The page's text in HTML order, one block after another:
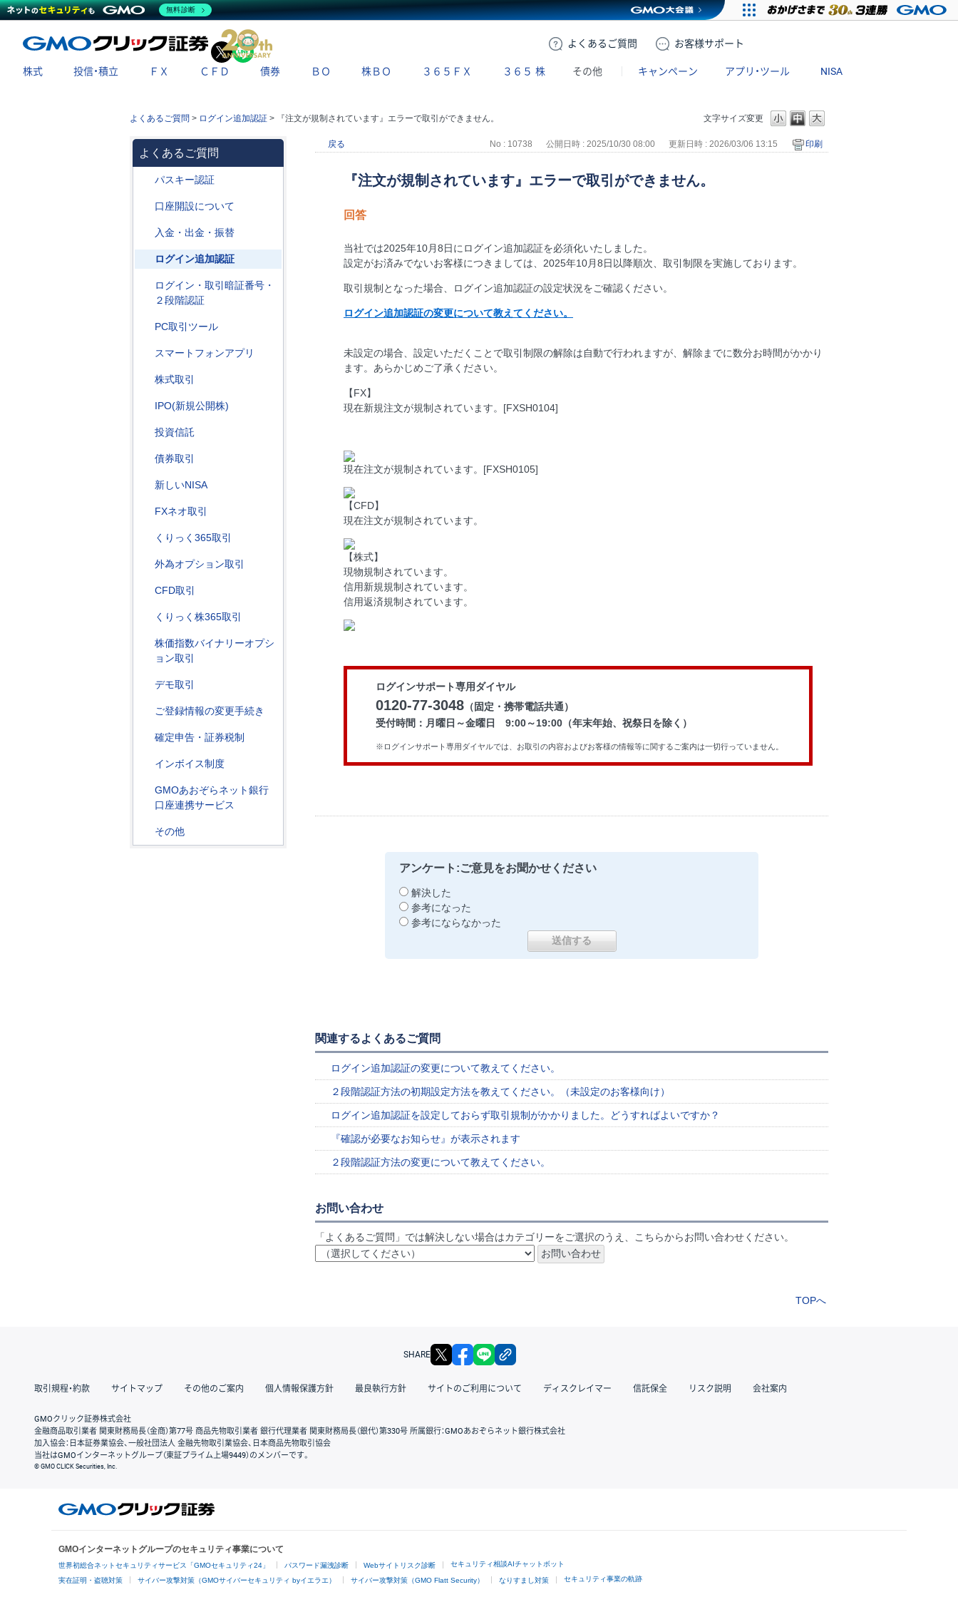
よくある ご質問 お客様サポート
X
株式 投信・積立 ＦＸ ＣＦＤ 債券 ＢＯ 株ＢＯ ３６５ＦＸ ３６５ 株 その他 キャンペーン アプリ・ツール NISA
文字サイズ変更
よくあるご質問 > ログイン追加認証 > 『注文が規制されています』エラーで取引ができません。
よくあるご質問
パスキー認証
口座開設について
入金・出金・振替
ログイン追加認証
ログイン・取引暗証番号・
２段階認証
PC取引ツール
スマートフォンアプリ
株式取引
IPO(新規公開株)
投資信託
債券取引
新しいNISA
FXネオ取引
くりっく365取引
外為オプション取引
CFD取引
くりっく株365取引
株価指数バイナリーオプシ
ョン取引
デモ取引
ご登録情報の変更手続き
確定申告・証券税制
インボイス制度
GMOあおぞらネット銀行
口座連携サービス
その他
戻る No : 10738 公開日時 : 2025/10/30 08:00 更新日時 : 2026/03/06 13:15 印刷
『注文が規制されています』エラーで取引ができません。
回答
当社では2025年10月8日にログイン追加認証を必須化いたしました。
設定がお済みでないお客様につきましては、2025年10月8日以降順次、取引制限を実施しております。
取引規制となった場合、ログイン追加認証の設定状況をご確認ください。
ログイン追加認証の変更について教えてください。
未設定の場合、設定いただくことで取引制限の解除は自動で行われますが、解除までに数分お時間がかかり
ます。あらかじめご了承ください。
【FX】
現在新規注文が規制されています。[FXSH0104]
現在注文が規制されています。[FXSH0105]
【CFD】
現在注文が規制されています。
【株式】
現物規制されています。
信用新規規制されています。
信用返済規制されています。
ログインサポート専用ダイヤル
0120-77-3048 （固定・携帯電話共通）
受付時間：月曜日～金曜日 9:00～19:00（年末年始、祝祭日を除く）
※ログインサポート専用ダイヤルでは、お取引の内容およびお客様の情報等に関するご案内は一切行っていません。
アンケート:ご意見をお聞かせください
解決した
参考になった
参考にならなかった
関連するよくあるご質問
ログイン追加認証の変更について教えてください。
２段階認証方法の初期設定方法を教えてください。（未設定のお客様向け）
ログイン追加認証を設定しておらず取引規制がかかりました。どうすればよいですか？
『確認が必要なお知らせ』が表示されます
２段階認証方法の変更について教えてください。
お問い合わせ
「よくあるご質問」では解決しない場合はカテゴリーをご選択のうえ、こちらからお問い合わせください。
TOPへ
SHARE X facebook
取引規程・約款 サイトマップ その他のご案内 個人情報保護方針 最良執行方針 サイトのご利用について ディスクレイマー 信託保全 リスク説明 会社案内
GMOクリック証券株式会社
金融商品取引業者 関東財務局長（金商）第77号 商品先物取引業者 銀行代理業者 関東財務局長（銀代）第330号 所属銀行：GMOあおぞらネット銀行株式会社
加入協会：日本証券業協会、一般社団法人 金融先物取引業協会、日本商品先物取引協会
当社はGMOインターネットグループ（東証プライム上場9449）のメンバーです。
© GMO CLICK Securities, Inc.
GMOインターネットグループのセキュリティ事業について
世界初総合ネットセキュリティサービス「GMOセキュリティ24」 パスワード漏洩診断 Webサイトリスク診断 セキュリティ相談AIチャットボット
実在証明・盗聴対策 サイバー攻撃対策（GMOサイバーセキュリティ byイエラエ） サイバー攻撃対策（GMO Flatt Security） なりすまし対策 セキュリティ事業の軌跡
無料診断